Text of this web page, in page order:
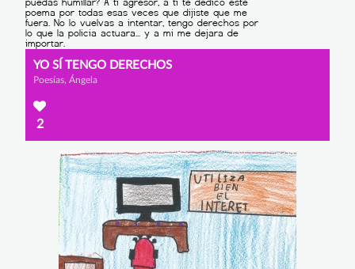
YO SÍ TENGO DERECHOS
Poesías, Ángela
2